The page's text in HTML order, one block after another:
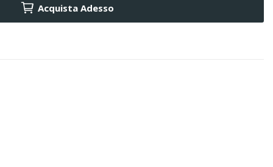
Acquista Adesso